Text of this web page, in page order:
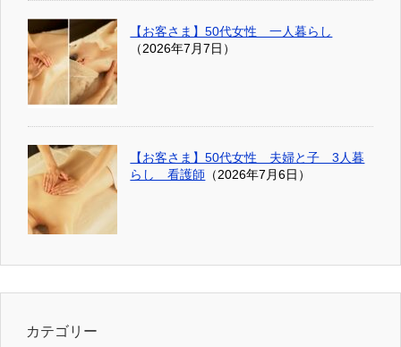
【お客さま】50代女性 一人暮らし
（2026年7月7日）
【お客さま】50代女性 夫婦と子 3人暮
らし 看護師 （2026年7月6日）
カテゴリー